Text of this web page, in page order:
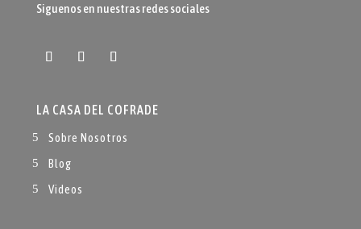
Siguenos en nuestras redes sociales
LA CASA DEL COFRADE
Sobre Nosotros
Blog
Videos